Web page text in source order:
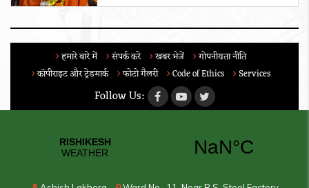
हमारे बारे में संपर्क करे खबर भेजें
गोपनीयता नीति
कॉपीराइट और ट्रेडमार्क
फोटो गैलरी Code of Ethics Services
Follow Us: